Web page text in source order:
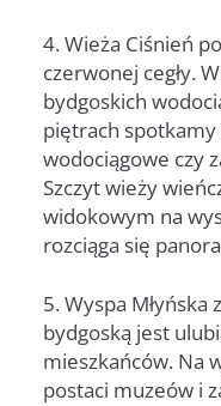
4. Wieża Ciśnień
czerwonej cegły.
bydgoskich
piętrach
wodociągowe czy
Szczyt wieży
widokowym na
rozciąga się
5. Wyspa Młyńska
bydgoską jest
mieszkańców. Na
postaci muzeów i